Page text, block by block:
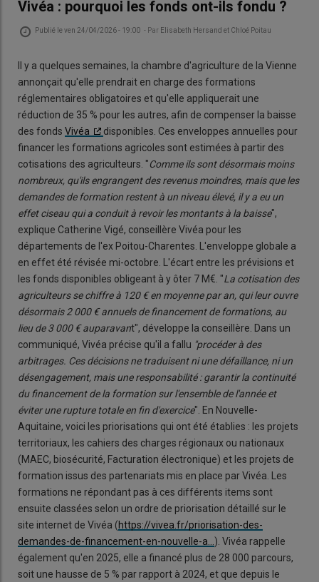
Vivéa : pourquoi les fonds ont-ils fondu ?
Publié leven 24/04/2026 - 19:00 - Par Elisabeth Hersand et Chloé Poitau
Il y a quelques semaines, la chambre d'agriculture de la Vienne
annonçait qu'elle prendrait en charge des formations
réglementaires obligatoires et qu'elle appliquerait une
réduction de 35 % pour les autres, afin de compenser la baisse
des fonds Vivéa
disponibles. Ces enveloppes annuelles pour
financer les formations agricoles sont estimées à partir des
cotisations des agriculteurs. "Comme ils sont désormais moins
nombreux, qu'ils engrangent des revenus moindres, mais que les
demandes de formation restent à un niveau élevé, il y a eu un
effet ciseau qui a conduit à revoir les montants à la baisse",
explique Catherine Vigé, conseillère Vivéa pour les
départements de l'ex Poitou-Charentes. L'enveloppe globale a
en effet été révisée mi-octobre. L'écart entre les prévisions et
les fonds disponibles obligeant à y ôter 7 M€. "La cotisation des
agriculteurs se chiffre à 120 € en moyenne par an, qui leur ouvre
désormais 2 000 € annuels de financement de formations, au
lieu de 3 000 € auparavant", développe la conseillère. Dans un
communiqué, Vivéa précise qu'il a fallu "procéder à des
arbitrages. Ces décisions ne traduisent ni une défaillance, ni un
désengagement, mais une responsabilité : garantir la continuité
du financement de la formation sur l'ensemble de l'année et
éviter une rupture totale en fin d'exercice". En Nouvelle-
Aquitaine, voici les priorisations qui ont été établies : les projets
territoriaux, les cahiers des charges régionaux ou nationaux
(MAEC, biosécurité, Facturation électronique) et les projets de
formation issus des partenariats mis en place par Vivéa. Les
formations ne répondant pas à ces différents items sont
ensuite classées selon un ordre de priorisation détaillé sur le
site internet de Vivéa (https://vivea.fr/priorisation-des-
demandes-de-financement-en-nouvelle-a…). Vivéa rappelle
également qu'en 2025, elle a financé plus de 28 000 parcours,
soit une hausse de 5 % par rapport à 2024, et que depuis le